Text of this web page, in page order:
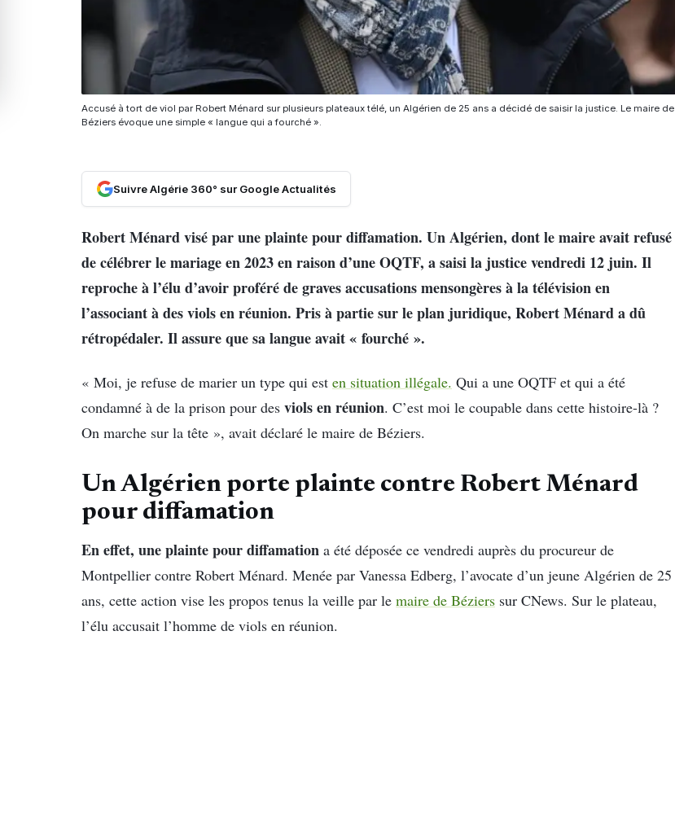
Accusé à tort de viol par Robert Ménard sur plusieurs plateaux télé, un Algérien de 25 ans a décidé de saisir la justice. Le maire de
Béziers évoque une simple « langue qui a fourché ».
Suivre Algérie 360° sur Google Actualités
Robert Ménard visé par une plainte pour diffamation. Un Algérien, dont le maire avait refusé
de célébrer le mariage en 2023 en raison d’une OQTF, a saisi la justice vendredi 12 juin. Il
reproche à l’élu d’avoir proféré de graves accusations mensongères à la télévision en
l’associant à des viols en réunion. Pris à partie sur le plan juridique, Robert Ménard a dû
rétropédaler. Il assure que sa langue avait « fourché ».
« Moi, je refuse de marier un type qui est en situation illégale. Qui a une OQTF et qui a été
condamné à de la prison pour des viols en réunion. C’est moi le coupable dans cette histoire-là ?
On marche sur la tête », avait déclaré le maire de Béziers.
Un Algérien porte plainte contre Robert Ménard
pour diffamation
En effet, une plainte pour diffamation a été déposée ce vendredi auprès du procureur de
Montpellier contre Robert Ménard. Menée par Vanessa Edberg, l’avocate d’un jeune Algérien de 25
ans, cette action vise les propos tenus la veille par le maire de Béziers sur CNews. Sur le plateau,
l’élu accusait l’homme de viols en réunion.